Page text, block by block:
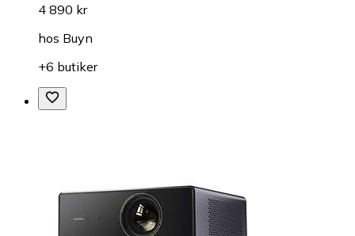
4 890 kr
hos Buyn
+6 butiker